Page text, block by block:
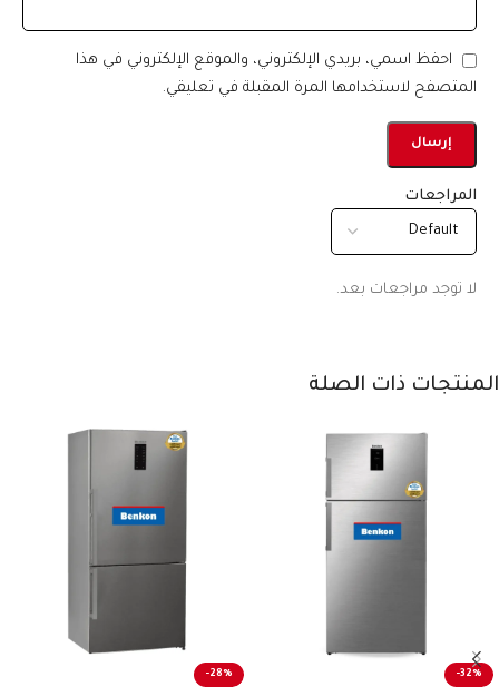
المراجعات
لا توجد مراجعات بعد.
احفظ اسمي، بريدي الإلكتروني، والموقع الإلكتروني في هذا
المتصفح لاستخدامها المرة المقبلة في تعليقي.
المنتجات ذات الصلة
-32%
-28%